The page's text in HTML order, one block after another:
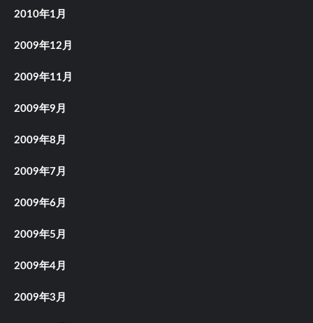
2010年1月
2009年12月
2009年11月
2009年9月
2009年8月
2009年7月
2009年6月
2009年5月
2009年4月
2009年3月